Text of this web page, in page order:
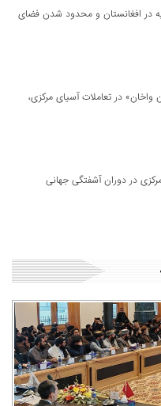
در افغانستان و محدود شدن فضای
واخان» در تعاملات آسیای مرکزی،
در دوران آشفتگی جهانی